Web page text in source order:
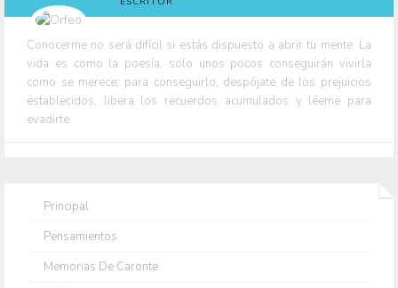
Conocerme no será difícil si estás dispuesto a abrir tu mente. La
vida es como la poesía, solo unos pocos conseguirán vivirla
como se merece; para conseguirlo, despójate de los prejuicios
establecidos, libera los recuerdos acumulados y léeme para
evadirte.
Principal
Pensamientos
Memorias De Caronte